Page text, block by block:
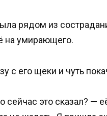
рядом из
на умирающего.
с его щеки и чуть
это сказал? —